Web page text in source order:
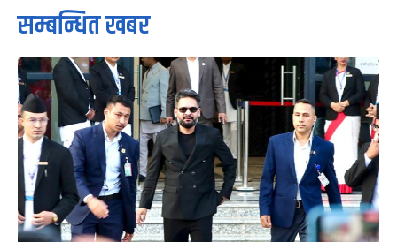
सम्बन्धित खबर